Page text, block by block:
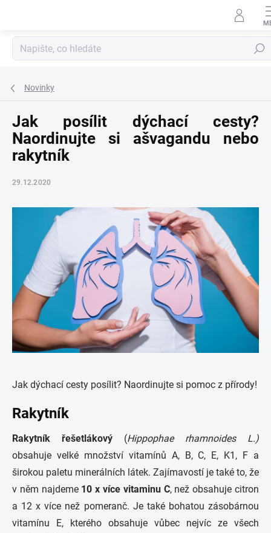
Hledat
Novinky
Jak posílit dýchací cesty?
Naordinujte si ašvagandu nebo
rakytník
29.12.2020
Jak dýchací cesty posílit? Naordinujte si pomoc z přírody!
Rakytník
Rakytník řešetlákový (Hippophae rhamnoides L.)
obsahuje velké množství vitamínů A, B, C, E, K1, F a
širokou paletu minerálních látek. Zajímavostí je také to, že
v něm najdeme 10 x více vitaminu C, než obsahuje citron
a 12 x více než pomeranč. Je také bohatou zásobárnou
vitamínu E, kterého obsahuje vůbec nejvíc ze všech